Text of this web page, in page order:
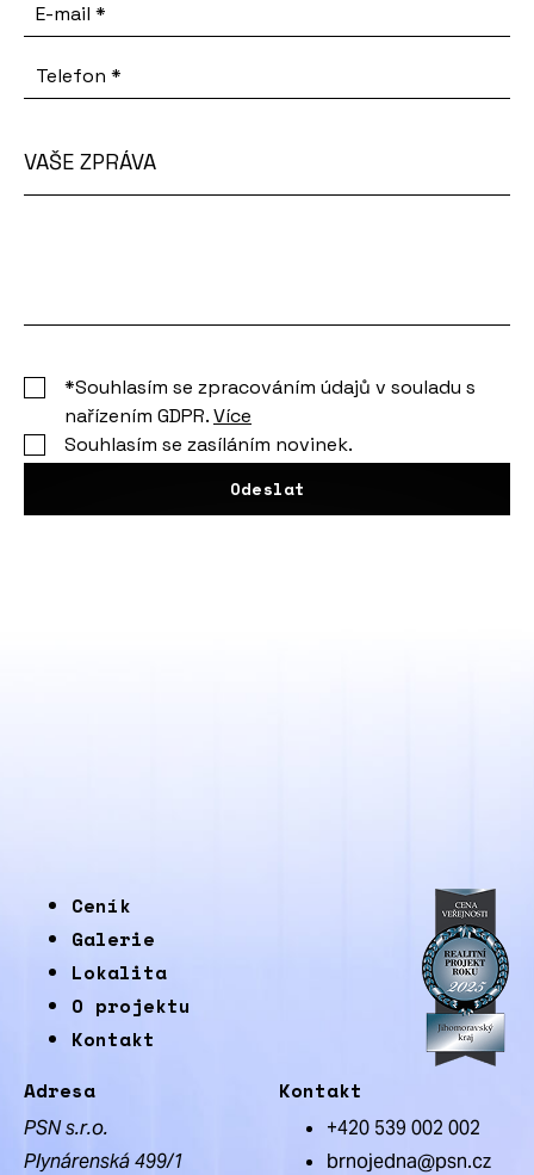
E-mail *
Telefon *
VAŠE ZPRÁVA
*Souhlasím se zpracováním údajů v souladu s
nařízením GDPR.Více
Souhlasím se zasíláním novinek.
Odeslat
Ceník
Galerie
Lokalita
O projektu
Kontakt
Adresa
PSN s.r.o.
Plynárenská 499/1
Kontakt
+420 539 002 002
brnojedna@psn.cz